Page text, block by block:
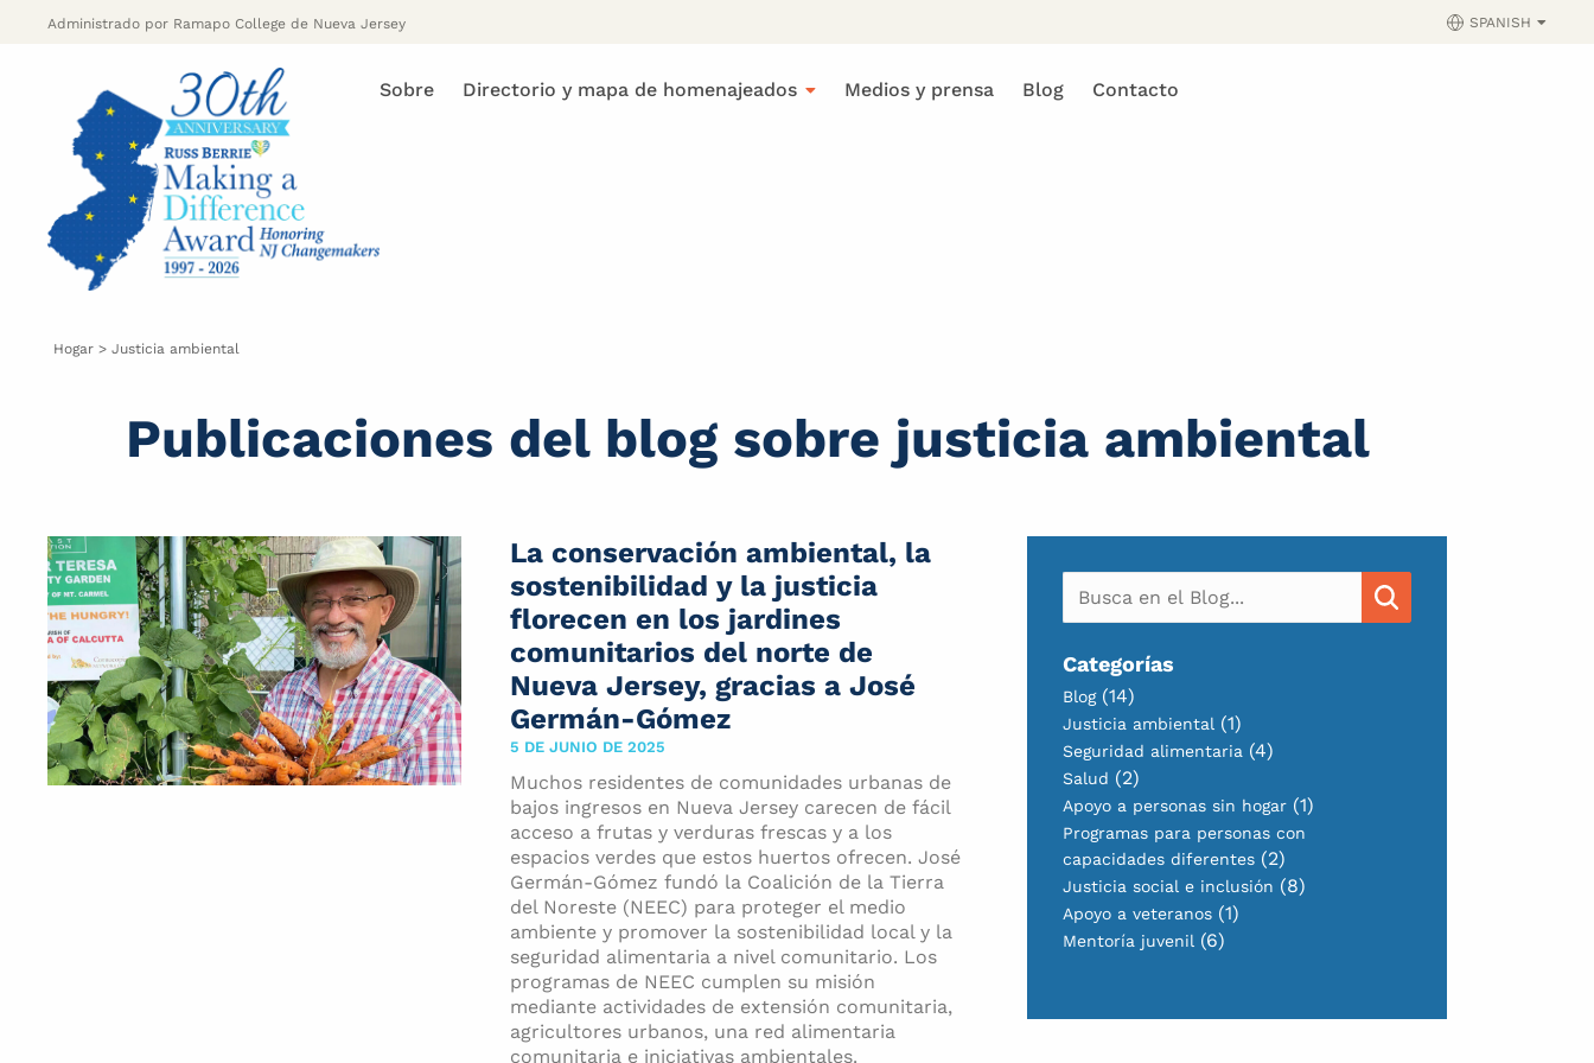
Administrado por Ramapo College de Nueva Jersey SPANISH
Sobre Directorio y mapa de homenajeados Medios y prensa Blog Contacto
Hogar > Justicia ambiental
Publicaciones del blog sobre justicia ambiental
La conservación ambiental, la
sostenibilidad y la justicia
florecen en los jardines
comunitarios del norte de
Nueva Jersey, gracias a José
Germán-Gómez
5 DE JUNIO DE 2025
Muchos residentes de comunidades urbanas de
bajos ingresos en Nueva Jersey carecen de fácil
acceso a frutas y verduras frescas y a los
espacios verdes que estos huertos ofrecen. José
Germán-Gómez fundó la Coalición de la Tierra
del Noreste (NEEC) para proteger el medio
ambiente y promover la sostenibilidad local y la
seguridad alimentaria a nivel comunitario. Los
programas de NEEC cumplen su misión
mediante actividades de extensión comunitaria,
agricultores urbanos, una red alimentaria
comunitaria e iniciativas ambientales.
Categorías
Blog(14)
Justicia ambiental (1)
Seguridad alimentaria (4)
Salud (2)
Apoyo a personas sin hogar (1)
Programas para personas con
capacidades diferentes (2)
Justicia social e inclusión (8)
Apoyo a veteranos (1)
Mentoría juvenil (6)